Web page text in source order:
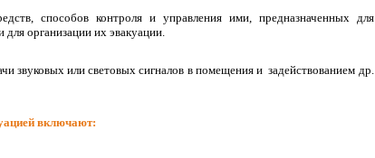
способов контроля и управления ими, предназначенных для
организации их эвакуации.
звуковых или световых сигналов в помещения и задействованием др.
включают: